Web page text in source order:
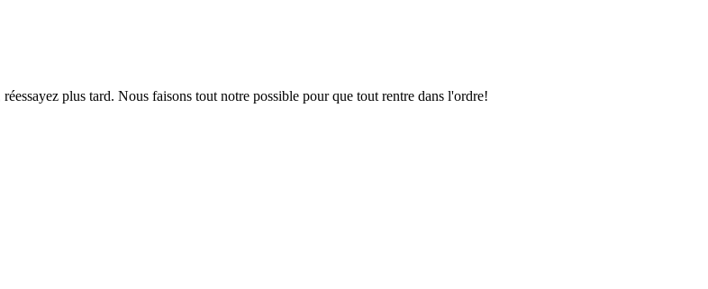
plus tard. Nous faisons tout notre possible pour que tout rentre dans l'ordre!